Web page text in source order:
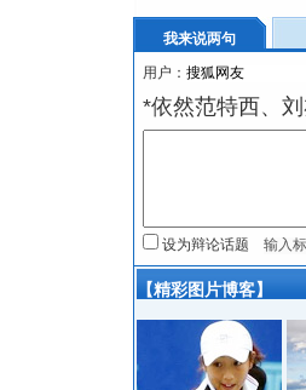
我来说两句
用户：
*依然范特西、
设为辩论话题
【精彩图片博客】